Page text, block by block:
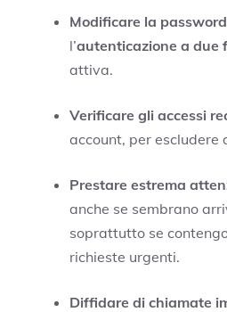
Modificare la
l’autenticazione a due
attiva.
Verificare gli accessi
account, per
Prestare estrema
anche se sembrano
soprattutto se
richieste urgenti.
Diffidare di chiamate